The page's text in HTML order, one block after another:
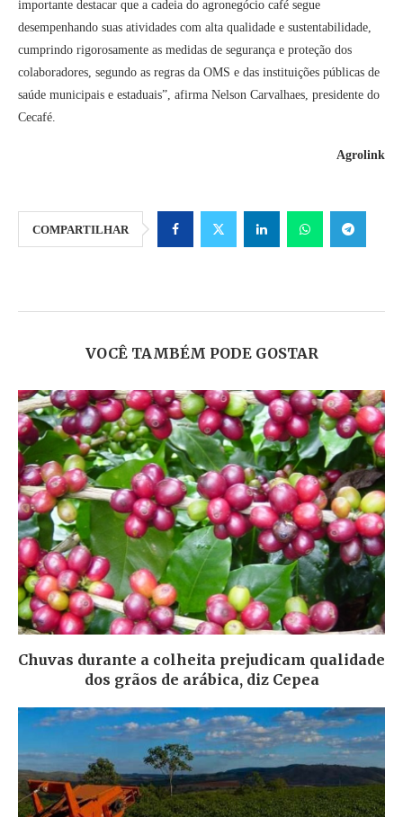
importante destacar que a cadeia do agronegócio café segue
desempenhando suas atividades com alta qualidade e sustentabilidade,
cumprindo rigorosamente as medidas de segurança e proteção dos
colaboradores, segundo as regras da OMS e das instituições públicas de
saúde municipais e estaduais”, afirma Nelson Carvalhaes, presidente do
Cecafé.
Agrolink
COMPARTILHAR
VOCÊ TAMBÉM PODE GOSTAR
Chuvas durante a colheita prejudicam qualidade
dos grãos de arábica, diz Cepea